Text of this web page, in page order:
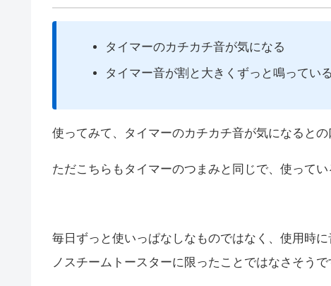
タイマーのカチカチ音が気になる
タイマー音が割と大きくずっと鳴っている
使ってみて、タイマーのカチカチ音が気になるとの
ただこちらもタイマーのつまみと同じで、使って
毎日ずっと使いっぱなしなものではなく、使用時
ノスチームトースターに限ったことではなさそうで